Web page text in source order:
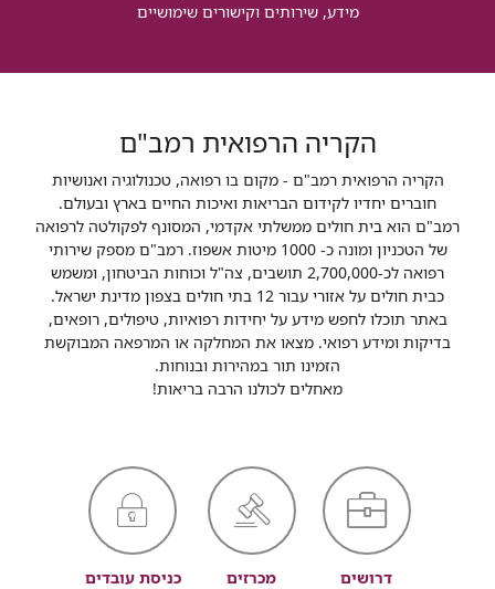
מידע, שירותים וקישורים שימושיים
הקריה הרפואית רמב"ם
הקריה הרפואית רמב"ם - מקום בו רפואה, טכנולוגיה ואנושיות
חוברים יחדיו לקידום הבריאות ואיכות החיים בארץ ובעולם.
רמב"ם הוא בית חולים ממשלתי אקדמי, המסונף לפקולטה לרפואה
של הטכניון ומונה כ- 1000 מיטות אשפוז. רמב"ם מספק שירותי
רפואה לכ-2,700,000 תושבים, צה"ל וכוחות הביטחון, ומשמש
כבית חולים על אזורי עבור 12 בתי חולים בצפון מדינת ישראל.
באתר תוכלו לחפש מידע על יחידות רפואיות, טיפולים, רופאים,
בדיקות ומידע רפואי. מצאו את המחלקה או המרפאה המבוקשת
הזמינו תור במהירות ובנוחות.
מאחלים לכולנו הרבה בריאות!
דרושים מכרזים כניסת עובדים